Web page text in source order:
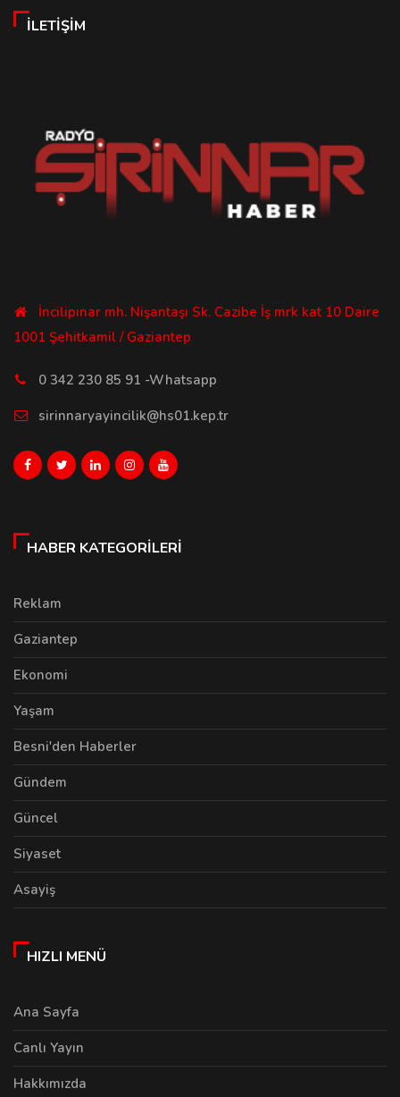
İLETIŞIM
İncilipınar mh. Nişantaşı Sk. Cazibe İş mrk kat 10 Daire
1001 Şehitkamil / Gaziantep
0 342 230 85 91 -Whatsapp
sirinnaryayincilik@hs01.kep.tr
HABER KATEGORILERI
Reklam
Gaziantep
Ekonomi
Yaşam
Besni'den Haberler
Gündem
Güncel
Siyaset
Asayiş
HIZLI MENÜ
Ana Sayfa
Canlı Yayın
Hakkımızda